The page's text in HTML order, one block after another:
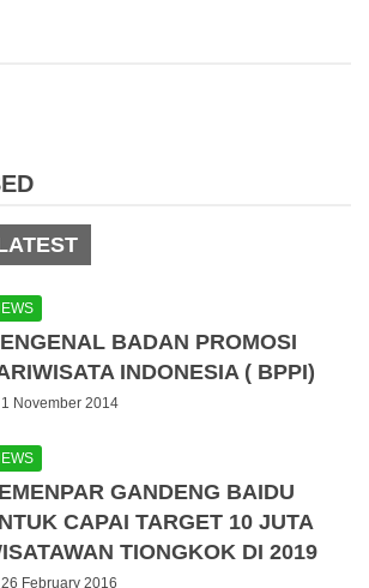
BADAN PROMOSI
INDONESIA ( BPPI)
1 November 2014
GANDENG BAIDU
CAPAI TARGET 10 JUTA
TIONGKOK DI 2019
26 February 2016